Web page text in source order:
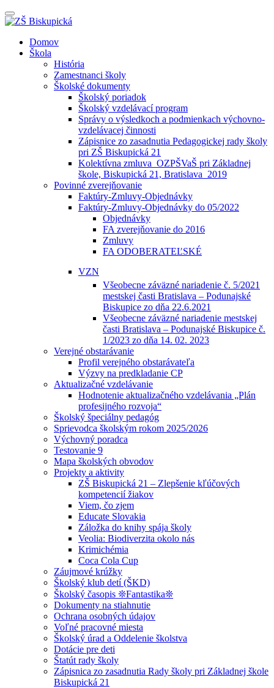
Prepínateľná
navigácia
Prejsť
Domov
Škola
História
Zamestnanci školy
Školské dokumenty
Školský poriadok
Školský vzdelávací program
Správy o výsledkoch a podmienkach výchovno-
vzdelávacej činnosti
Zápisnice zo zasadnutia Pedagogickej rady školy
pri ZŠ Biskupická 21
Kolektívna zmluva_OZPŠVaŠ pri Základnej
škole, Biskupická 21, Bratislava_2019
Povinné zverejňovanie
Faktúry-Zmluvy-Objednávky
Faktúry-Zmluvy-Objednávky do 05/2022
Objednávky
FA zverejňovanie do 2016
Zmluvy
FA ODOBERATEĽSKÉ
VZN
Všeobecne záväzné nariadenie č. 5/2021
mestskej časti Bratislava – Podunajské
Biskupice zo dňa 22.6.2021
Všeobecne záväzné nariadenie mestskej
časti Bratislava – Podunajské Biskupice č.
1/2023 zo dňa 14. 02. 2023
Verejné obstarávanie
Profil verejného obstarávateľa
Výzvy na predkladanie CP
Aktualizačné vzdelávanie
Hodnotenie aktualizačného vzdelávania „Plán
profesijného rozvoja“
Školský špeciálny pedagóg
Sprievodca školským rokom 2025/2026
Výchovný poradca
Testovanie 9
Mapa školských obvodov
Projekty a aktivity
ZŠ Biskupická 21 – Zlepšenie kľúčových
kompetencií žiakov
Viem, čo zjem
Educate Slovakia
Záložka do knihy spája školy
Veolia: Biodiverzita okolo nás
Krimichémia
Coca Cola Cup
Záujmové krúžky
Školský klub detí (ŠKD)
Školský časopis ❊Fantastika❊
Dokumenty na stiahnutie
Ochrana osobných údajov
Voľné pracovné miesta
Školský úrad a Oddelenie školstva
Dotácie pre deti
Štatút rady školy
Zápisnica zo zasadnutia Rady školy pri Základnej škole
Biskupická 21